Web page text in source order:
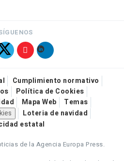
Cumplimiento normativo
Política de Cookies
Mapa Web
Temas
Loteria de navidad
estatal
de la Agencia Europa Press.